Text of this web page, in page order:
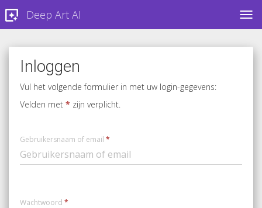
Deep Art AI
Inloggen
Vul het volgende formulier in met uw login-gegevens:
Velden met * zijn verplicht.
Gebruikersnaam of email *
Wachtwoord *